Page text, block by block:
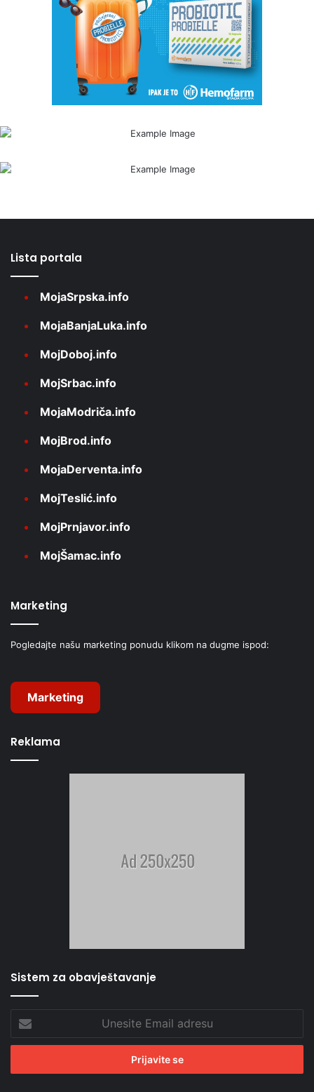
Lista portala
MojaSrpska.info
MojaBanjaLuka.info
MojDoboj.info
MojSrbac.info
MojaModriča.info
MojBrod.info
MojaDerventa.info
MojTeslić.info
MojPrnjavor.info
MojŠamac.info
Marketing
Pogledajte našu marketing ponudu klikom na dugme ispod:
Marketing
Reklama
Sistem za obavještavanje
Email
adresu